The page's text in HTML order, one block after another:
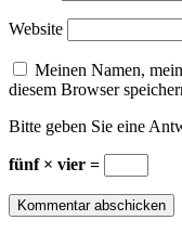
Website
Meinen Namen,
diesem Browser
Bitte geben Sie eine
fünf × vier =